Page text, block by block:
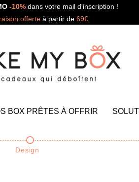
-10% dans votre mail d'inscription !
offerteà partir de69€
BOX PRÊTES À OFFRIR
Design